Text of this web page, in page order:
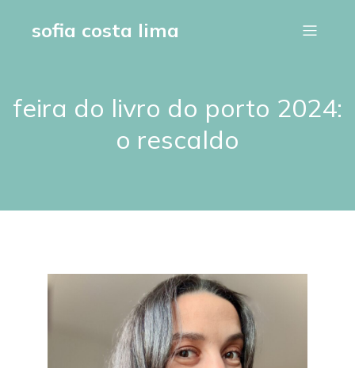
sofia costa lima
feira do livro do porto 2024:
o rescaldo